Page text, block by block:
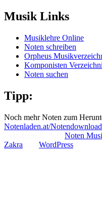
Musik Links
Musiklehre Online
Noten schreiben
Orpheus
Komponisten
Noten suchen
Tipp:
Noch mehr Noten zum
Notenladen.at/Notendownload
Noten
Zakra
WordPress